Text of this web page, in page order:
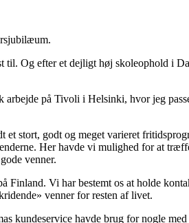
til. Og efter et dejligt høj skoleophold i
på Tivoli i Helsinki, hvor jeg
stort, godt og meget varieret
Her havde vi mulighed for at
venner.
Vi har bestemt os at holde
venner for resten af livet.
havde brug for nogle